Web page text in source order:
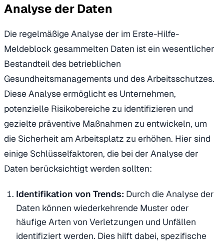
Analyse der Daten
Die regelmäßige Analyse der im Erste-Hilfe-
Meldeblock gesammelten Daten ist ein wesentlicher
Bestandteil des betrieblichen
Gesundheitsmanagements und des Arbeitsschutzes.
Diese Analyse ermöglicht es Unternehmen,
potenzielle Risikobereiche zu identifizieren und
gezielte präventive Maßnahmen zu entwickeln, um
die Sicherheit am Arbeitsplatz zu erhöhen. Hier sind
einige Schlüsselfaktoren, die bei der Analyse der
Daten berücksichtigt werden sollten:
Identifikation von Trends: Durch die Analyse der
Daten können wiederkehrende Muster oder
häufige Arten von Verletzungen und Unfällen
identifiziert werden. Dies hilft dabei, spezifische